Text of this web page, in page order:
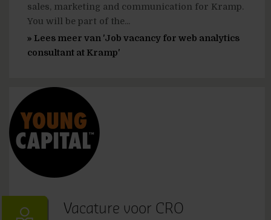
sales, marketing and communication for Kramp.
You will be part of the...
» Lees meer van 'Job vacancy for web analytics
consultant at Kramp'
Vacature voor CRO